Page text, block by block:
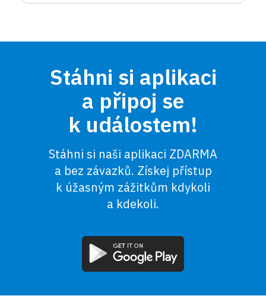
Stáhni si aplikaci
a připoj se
k událostem!
Stáhni si naši aplikaci ZDARMA
a bez závazků. Získej přístup
k úžasným zážitkům kdykoli
a kdekoli.